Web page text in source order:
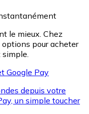
le mieux. Chez
pour acheter
Google Pay
depuis votre
un simple toucher